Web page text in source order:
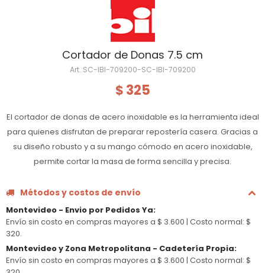
Cortador de Donas 7.5 cm
SC-IBI-709200-SC-IBI-709200
$ 325
El cortador de donas de acero inoxidable es la herramienta ideal
para quienes disfrutan de preparar repostería casera. Gracias a
su diseño robusto y a su mango cómodo en acero inoxidable,
permite cortar la masa de forma sencilla y precisa.
Métodos y costos de envío
Montevideo - Envio por Pedidos Ya:
Envío sin costo en compras mayores a $ 3.600 | Costo normal: $
320.
Montevideo y Zona Metropolitana - Cadetería Propia:
Envío sin costo en compras mayores a $ 3.600 | Costo normal: $